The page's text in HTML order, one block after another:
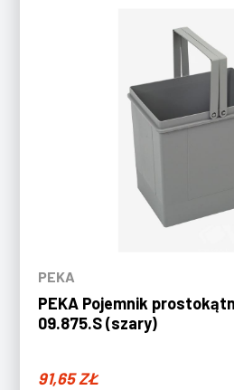
PEKA
PEKA Pojemnik
09.875.S (szary)
91,65ZŁ